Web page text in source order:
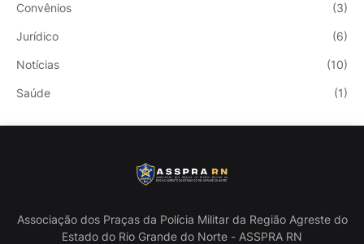
Convênios (3)
Jurídico (6)
Notícias (10)
Saúde (1)
Associação dos Praças da Polícia Militar da Região Agreste do
Estado do Rio Grande do Norte - ASSPRA RN